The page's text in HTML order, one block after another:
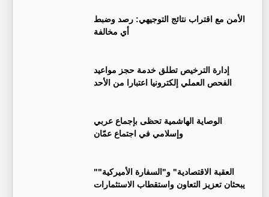
الأمن مع اقتراب نتائج التوجيهي: رصد وضبط
أي مخالفة
إدارة الترخيص تطلق خدمة حجز مواعيد
الفحص العملي إلكترونيا اعتبارا من الأحد
الوصاية الهاشمية تحظى بإجماع عربي
وإسلامي في اجتماع عمّان
"العقبة الاقتصادية" و"السفارة الأميركية"
يبحثان تعزيز التعاون واستقطاب الاستثمارات